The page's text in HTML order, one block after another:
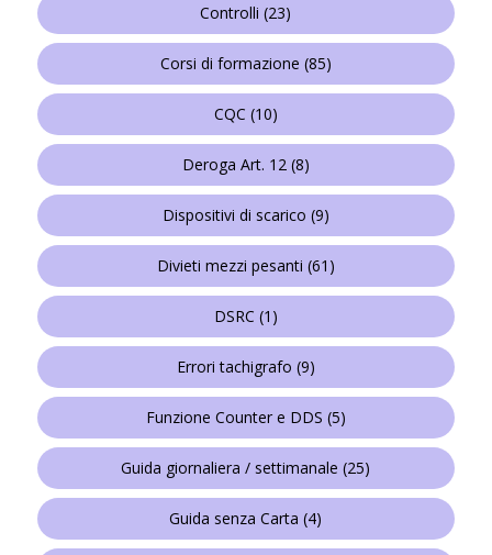
Controlli (23)
Corsi di formazione (85)
CQC (10)
Deroga Art. 12 (8)
Dispositivi di scarico (9)
Divieti mezzi pesanti (61)
DSRC (1)
Errori tachigrafo (9)
Funzione Counter e DDS (5)
Guida giornaliera / settimanale (25)
Guida senza Carta (4)